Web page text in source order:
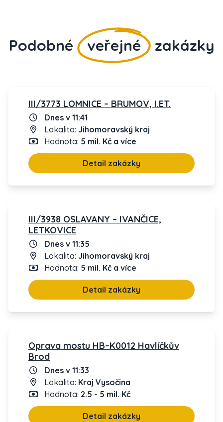
Podobné veřejné zakázky
III/3773 LOMNICE – BRUMOV, I.ET.
Dnes v 11:41
Lokalita: Jihomoravský kraj
Hodnota: 5 mil. Kč a více
Detail zakázky
III/3938 OSLAVANY – IVANČICE,
LETKOVICE
Dnes v 11:35
Lokalita: Jihomoravský kraj
Hodnota: 5 mil. Kč a více
Detail zakázky
Oprava mostu HB–K0012 Havlíčkův
Brod
Dnes v 11:33
Lokalita: Kraj Vysočina
Hodnota: 2.5 - 5 mil. Kč
Detail zakázky